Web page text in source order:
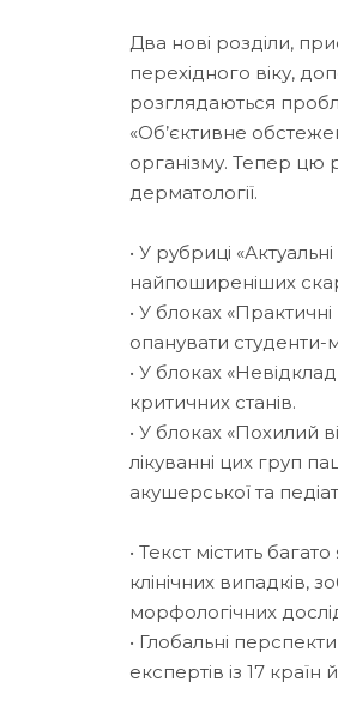
Два нові розділи,
перехідного віку,
розглядаються
«Об’єктивне
організму. Тепер цю
дерматології.
• У рубриці
найпоширеніших
• У блоках
опанувати студенти-
• У блоках
критичних станів.
• У блоках «Похилий
лікуванні цих груп
акушерської та
• Текст містить
клінічних випадків,
морфологічних
• Глобальні
експертів із 17 країн